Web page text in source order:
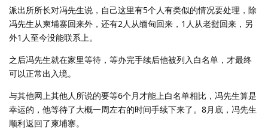
派出所所长对冯先生说，自己这里有5个人有类似的情况要处理，除
冯先生从柬埔寨回来外，还有2人从缅甸回来，1人从老挝回来，另
外1人至今没能联系上。
之后冯先生就在家里等待，等办完手续后他被列入白名单，才最终
可以正常出入境。
与其他网上其他人所说的要等6个月才能上白名单相比，冯先生算是
幸运的，他等待了大概一周左右的时间手续下来了。8月底，冯先生
顺利返回了柬埔寨。